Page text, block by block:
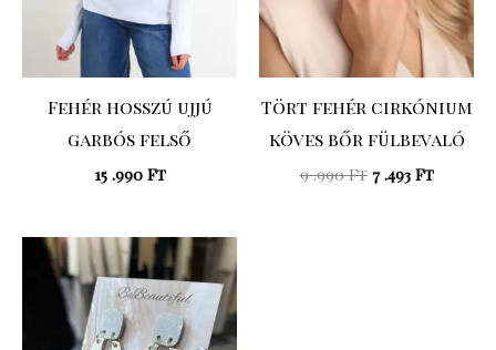
Fehér hosszú ujjú
garbós felső
15 .990 Ft
Tört fehér cirkónium
köves bőr fülbevaló
9 .990Ft 7 .493 Ft